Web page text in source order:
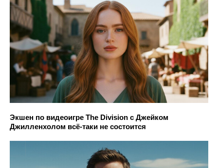
Экшен по видеоигре The Division с Джейком
Джилленхолом всё-таки не состоится